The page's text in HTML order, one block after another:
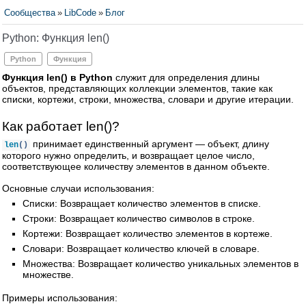
Сообщества » LibCode » Блог
Python: Функция len()
Python Функция
Функция len() в Python служит для определения длины
объектов, представляющих коллекции элементов, такие как
списки, кортежи, строки, множества, словари и другие итерации.
Как работает len()?
len()
принимает единственный аргумент — объект, длину
которого нужно определить, и возвращает целое число,
соответствующее количеству элементов в данном объекте.
Основные случаи использования:
Списки: Возвращает количество элементов в списке.
Строки: Возвращает количество символов в строке.
Кортежи: Возвращает количество элементов в кортеже.
Словари: Возвращает количество ключей в словаре.
Множества: Возвращает количество уникальных элементов в
множестве.
Примеры использования: